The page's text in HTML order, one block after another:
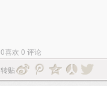
0喜欢 0 评论
转贴